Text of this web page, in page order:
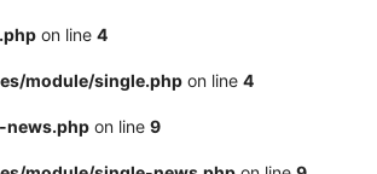
on line 4
module/single.php on line 4
on line 9